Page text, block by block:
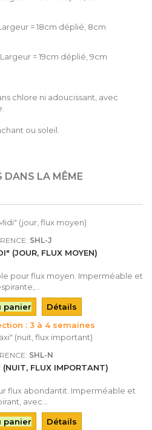
= 18cm déplié, 8cm
= 19cm déplié, 9cm
chlore ni adoucissant, avec
ou soleil.
DANS LA MÊME
SHL-J
(JOUR, FLUX MOYEN)
pour flux moyen. Imperméable et
panier
Détails
: 3 à 4 semaines
SHL-N
(NUIT, FLUX IMPORTANT)
flux abondantit. Imperméable et
avec...
panier
Détails